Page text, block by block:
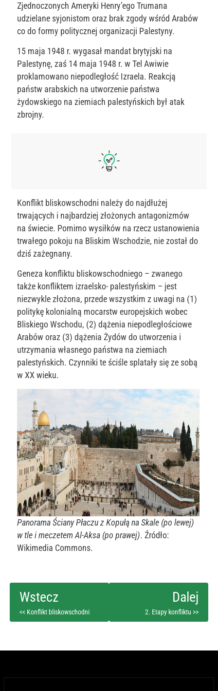
Zjednoczonych Ameryki Henry’ego Trumana
udzielane syjonistom oraz brak zgody wśród Arabów
co do formy politycznej organizacji Palestyny.
15 maja 1948 r. wygasał mandat brytyjski na
Palestynę, zaś 14 maja 1948 r. w Tel Awiwie
proklamowano niepodległość Izraela. Reakcją
państw arabskich na utworzenie państwa
żydowskiego na ziemiach palestyńskich był atak
zbrojny.
Konflikt bliskowschodni należy do najdłużej
trwających i najbardziej złożonych antagonizmów
na świecie. Pomimo wysiłków na rzecz ustanowienia
trwałego pokoju na Bliskim Wschodzie, nie został do
dziś zażegnany.
Geneza konfliktu bliskowschodniego – zwanego
także konfliktem izraelsko- palestyńskim – jest
niezwykle złożona, przede wszystkim z uwagi na (1)
politykę kolonialną mocarstw europejskich wobec
Bliskiego Wschodu, (2) dążenia niepodległościowe
Arabów oraz (3) dążenia Żydów do utworzenia i
utrzymania własnego państwa na ziemiach
palestyńskich. Czynniki te ściśle splatały się ze sobą
w XX wieku.
Panorama Ściany Płaczu z Kopułą na Skale (po lewej)
w tle i meczetem Al-Aksa (po prawej). Źródło:
Wikimedia Commons.
<< Konflikt bliskowschodni 2. Etapy konfliktu >>